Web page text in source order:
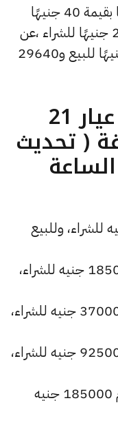
كما شهد سعر الجنيه الذهب تراجعًا بقيمة 40 جنيهًا
ليبلغ 29760 جنيهًا للبيع و29600 جنيهًا للشراء ،عن
السعر السابق الذي كان 29800 جنيهًا للبيع و29640
ما هو سعر الذهب عيار 21
( تحديث
الساعة
21 وزن 1 جرام 3700 جنيه للشراء، وللبيع
سعر الذهب عيار 21 وزن 5 جرام 18500 جنيه للشراء،
سعر الذهب عيار 21 وزن 10 جرام 37000 جنيه للشراء،
سعر الذهب عيار 21 وزن 25 جرام 92500 جنيه للشراء،
أسعار الذهب عيار 21 وزن 50 جرام 185000 جنيه